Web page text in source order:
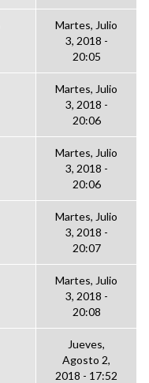
Martes, Julio
3, 2018 -
20:05
Martes, Julio
3, 2018 -
20:06
Martes, Julio
3, 2018 -
20:06
Martes, Julio
3, 2018 -
20:07
Martes, Julio
3, 2018 -
20:08
Jueves,
Agosto 2,
2018 - 17:52